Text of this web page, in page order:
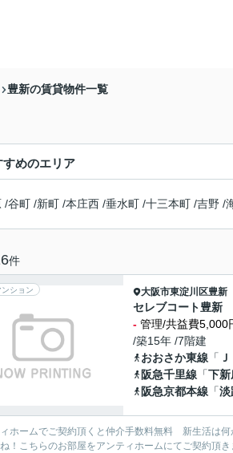
豊新の賃貸物件一覧
すめのエリア
/谷町 /新町 /本庄西 /垂水町 /十三本町 /吉野 /
件
ション 大阪市東淀川区豊新
セレブコート豊新
- 管理/共益費5,000
/築15年 /7階建
おおさか東線 「
阪急千里線 「下新
阪急京都本線 「淡
ホームでご契約頂くと仲介手数料無料 新生活は
！こちらのお部屋をアンティホームにてご契約頂